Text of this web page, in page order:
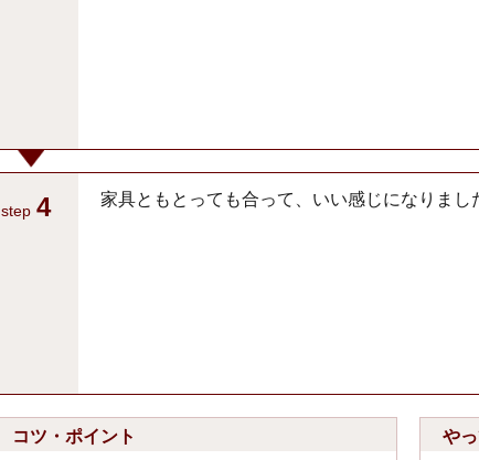
step 4 家具ともとっても合って、いい感じになりまし
コツ・ポイント
や